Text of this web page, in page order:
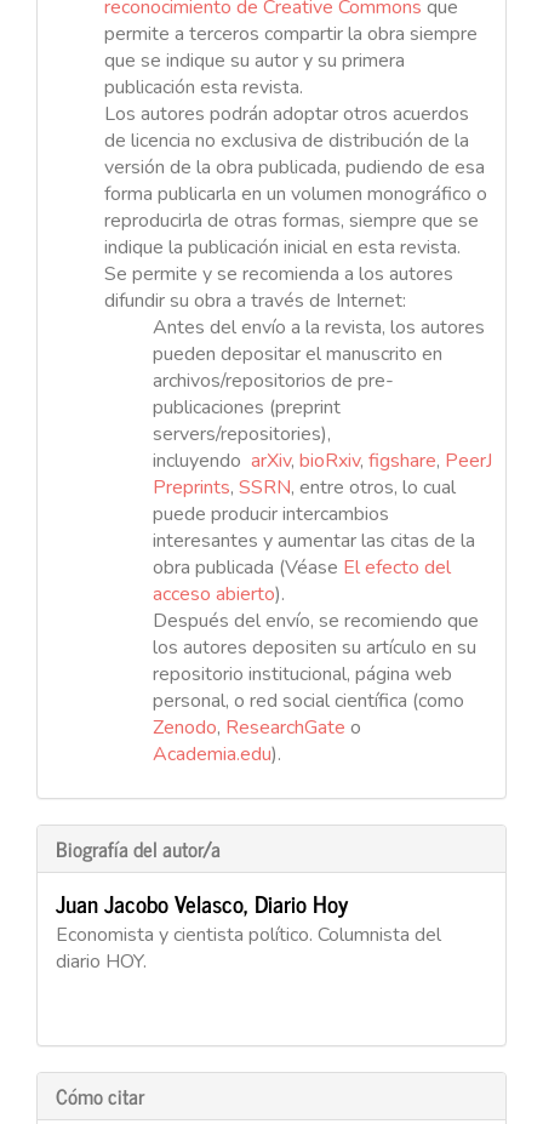
reconocimiento de Creative Commons que
permite a terceros compartir la obra siempre
que se indique su autor y su primera
publicación esta revista.
Los autores podrán adoptar otros acuerdos
de licencia no exclusiva de distribución de la
versión de la obra publicada, pudiendo de esa
forma publicarla en un volumen monográfico o
reproducirla de otras formas, siempre que se
indique la publicación inicial en esta revista.
Se permite y se recomienda a los autores
difundir su obra a través de Internet:
Antes del envío a la revista, los autores
pueden depositar el manuscrito en
archivos/repositorios de pre-
publicaciones (preprint
servers/repositories),
incluyendo arXiv, bioRxiv, figshare, PeerJ
Preprints, SSRN, entre otros, lo cual
puede producir intercambios
interesantes y aumentar las citas de la
obra publicada (Véase El efecto del
acceso abierto).
Después del envío, se recomiendo que
los autores depositen su artículo en su
repositorio institucional, página web
personal, o red social científica (como
Zenodo, ResearchGate o
Academia.edu).
Biografía del autor/a
Juan Jacobo Velasco, Diario Hoy
Economista y cientista político. Columnista del
diario HOY.
Cómo citar